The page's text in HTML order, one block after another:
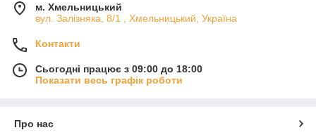
м. Хмельницький
вул. Залізняка, 8/1 , Хмельницький, Україна
Контакти
Сьогодні працює з 09:00 до 18:00
Показати весь графік роботи
Про нас